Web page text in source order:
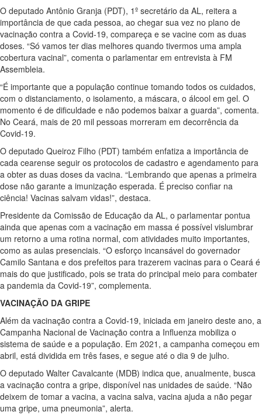
O deputado Antônio Granja (PDT), 1º secretário da AL, reitera a
importância de que cada pessoa, ao chegar sua vez no plano de
vacinação contra a Covid-19, compareça e se vacine com as duas
doses. “Só vamos ter dias melhores quando tivermos uma ampla
cobertura vacinal”, comenta o parlamentar em entrevista à FM
Assembleia.
“É importante que a população continue tomando todos os cuidados,
com o distanciamento, o isolamento, a máscara, o álcool em gel. O
momento é de dificuldade e não podemos baixar a guarda”, comenta.
No Ceará, mais de 20 mil pessoas morreram em decorrência da
Covid-19.
O deputado Queiroz Filho (PDT) também enfatiza a importância de
cada cearense seguir os protocolos de cadastro e agendamento para
a obter as duas doses da vacina. “Lembrando que apenas a primeira
dose não garante a imunização esperada. É preciso confiar na
ciência! Vacinas salvam vidas!”, destaca.
Presidente da Comissão de Educação da AL, o parlamentar pontua
ainda que apenas com a vacinação em massa é possível vislumbrar
um retorno a uma rotina normal, com atividades muito importantes,
como as aulas presenciais. “O esforço incansável do governador
Camilo Santana e dos prefeitos para trazerem vacinas para o Ceará é
mais do que justificado, pois se trata do principal meio para combater
a pandemia da Covid-19”, complementa.
VACINAÇÃO DA GRIPE
Além da vacinação contra a Covid-19, iniciada em janeiro deste ano, a
Campanha Nacional de Vacinação contra a Influenza mobiliza o
sistema de saúde e a população. Em 2021, a campanha começou em
abril, está dividida em três fases, e segue até o dia 9 de julho.
O deputado Walter Cavalcante (MDB) indica que, anualmente, busca
a vacinação contra a gripe, disponível nas unidades de saúde. “Não
deixem de tomar a vacina, a vacina salva, vacina ajuda a não pegar
uma gripe, uma pneumonia”, alerta.